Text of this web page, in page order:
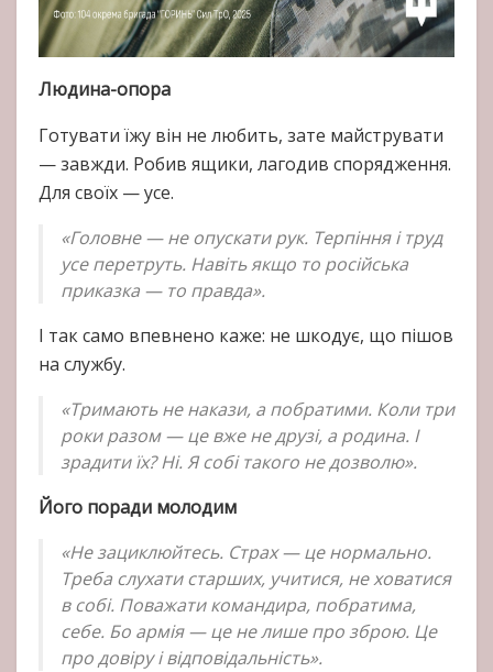
Людина-опора
Готувати їжу він не любить, зате майструвати
— завжди. Робив ящики, лагодив спорядження.
Для своїх — усе.
«Головне — не опускати рук. Терпіння і труд
усе перетруть. Навіть якщо то російська
приказка — то правда».
І так само впевнено каже: не шкодує, що пішов
на службу.
«Тримають не накази, а побратими. Коли три
роки разом — це вже не друзі, а родина. І
зрадити їх? Ні. Я собі такого не дозволю».
Його поради молодим
«Не зациклюйтесь. Страх — це нормально.
Треба слухати старших, учитися, не ховатися
в собі. Поважати командира, побратима,
себе. Бо армія — це не лише про зброю. Це
про довіру і відповідальність».